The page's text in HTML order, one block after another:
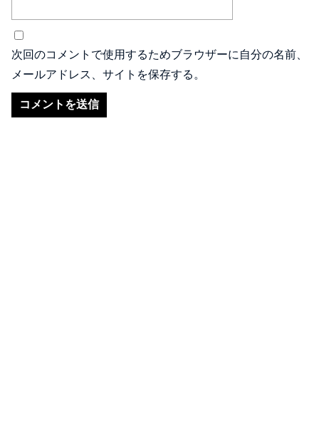
次回のコメントで使用するためブラウザーに自分の名前、
メールアドレス、サイトを保存する。